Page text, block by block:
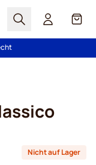
Suchen Cart
49
Nicht auf Lager